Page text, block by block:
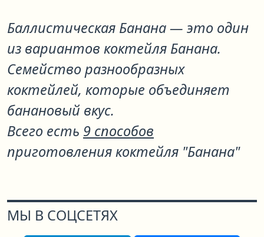
Баллистическая Банана— это один
из вариантов коктейля Банана.
Семейство разнообразных
коктейлей, которые объединяет
банановый вкус.
Всего есть 9 способов
приготовления коктейля "Банана"
МЫ В СОЦСЕТЯХ